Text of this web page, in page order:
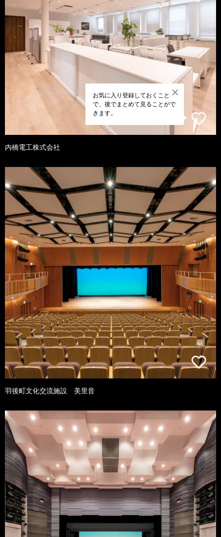
お気に入り登録しておくこと
で、後でまとめて見ることがで
きます。
内橋電工株式会社
羽後町文化交流施設 美里音